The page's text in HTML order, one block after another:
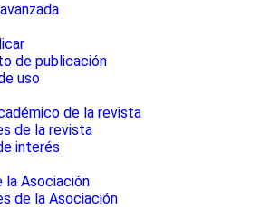
de publicación
uso
de la revista
de la revista
interés
la Asociación
de la Asociación